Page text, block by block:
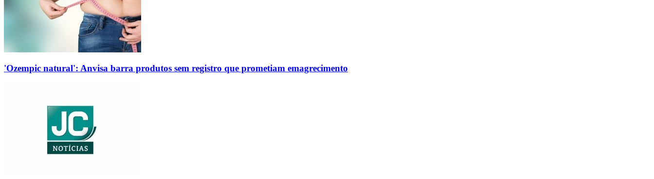
'Ozempic natural': Anvisa barra produtos sem registro que prometiam emagrecimento